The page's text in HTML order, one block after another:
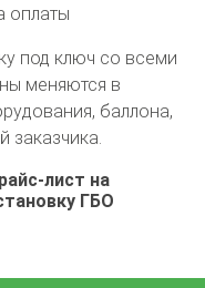
оплаты
под ключ со всеми
меняются в
баллона,
заказчика.
лист на
ГБО